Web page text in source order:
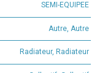
SEMI-EQUIPEE
Autre, Autre
Radiateur, Radiateur